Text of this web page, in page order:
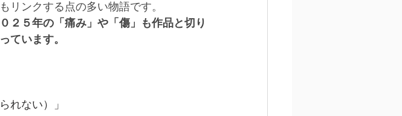
リンクする点の多い物語です。
２５年の「痛み」や「傷」も作品と切り
ています。
れない）」